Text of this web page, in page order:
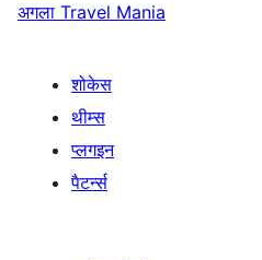
अगला Travel Mania
शोकेस
थीम्स
प्लगइन
पैटर्न्स